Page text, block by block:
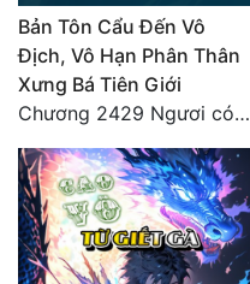
Đô Thị
Đông Phương
Đông Phương Huyền Huyễn
Đồng Nhân
Cẩu Đạo Trường Sinh
Bản Tôn Cẩu Đến Vô
Địch, Vô Hạn Phân Thân
Xưng Bá Tiên Giới
Chương 2429 Ngươi có tuệ nhãn? Ta có...